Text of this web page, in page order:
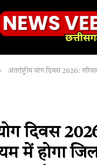
अंतर्राष्ट्रीय योग दिवस 2026: गरियाबंद इंडोर स्टेडियम में होगा जिला
योग दिवस
में होगा